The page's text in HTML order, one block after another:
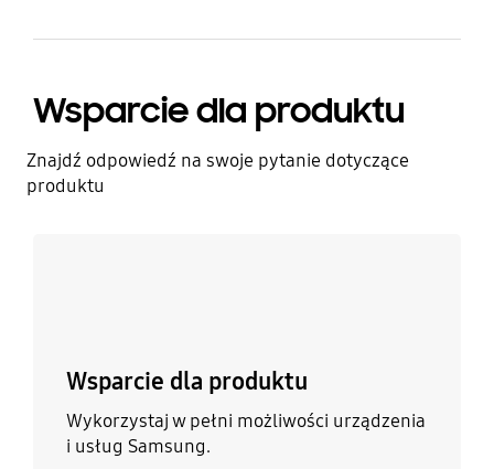
Wsparcie dla produktu
Znajdź odpowiedź na swoje pytanie dotyczące
produktu
Wsparcie dla produktu
Wykorzystaj w pełni możliwości urządzenia
i usług Samsung.